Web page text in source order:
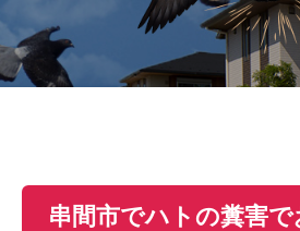
串間市でハトの糞害